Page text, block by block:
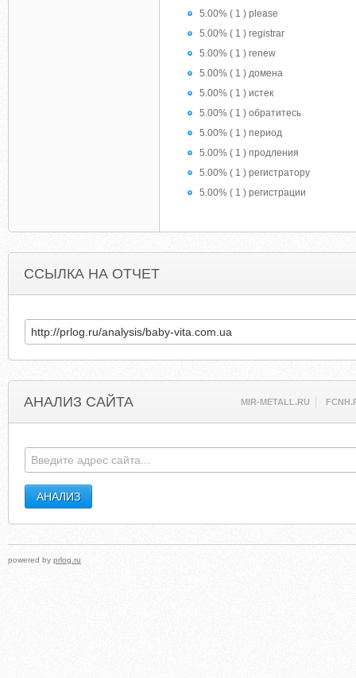
5.00% ( 1 ) please
5.00% ( 1 ) registrar
5.00% ( 1 ) renew
5.00% ( 1 ) домена
5.00% ( 1 ) истек
5.00% ( 1 ) обратитесь
5.00% ( 1 ) период
5.00% ( 1 ) продления
5.00% ( 1 ) регистратору
5.00% ( 1 ) регистрации
ССЫЛКА НА ОТЧЕТ
АНАЛИЗ САЙТА MIR-METALL.RU
powered by prlog.ru